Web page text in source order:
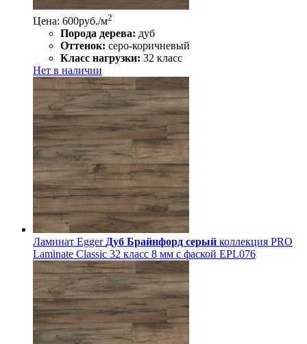
Цена: 600руб./м2
Порода дерева: дуб
Оттенок: серо-коричневый
Класс нагрузки: 32 класс
Нет в наличии
Ламинат Egger Дуб Брайнфорд серый коллекция PRO
Laminate Classic 32 класс 8 мм с фаской EPL076